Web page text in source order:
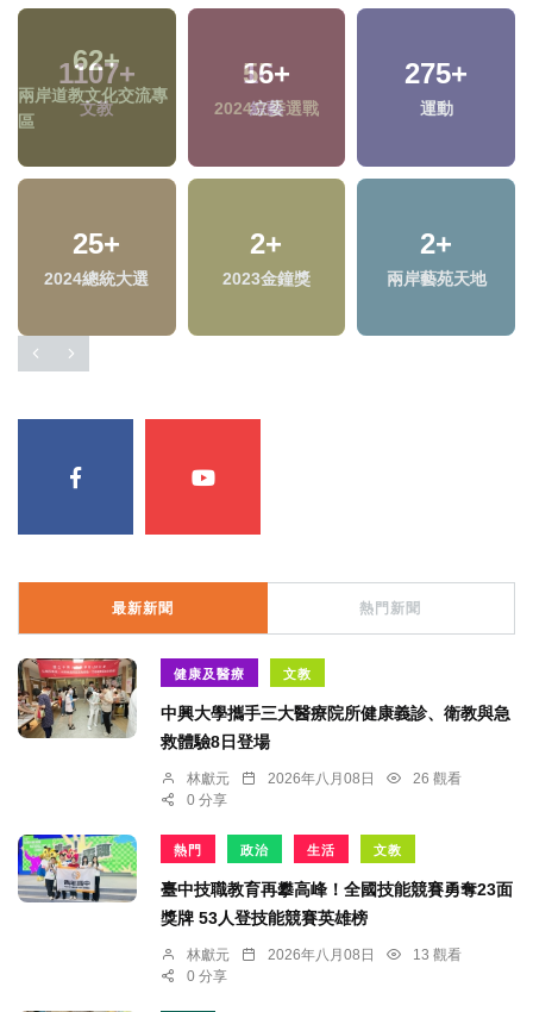
1107+
文教
55+
2024立委選戰
275+
運動
25+
2024總統大選
2+
2023金鐘獎
2+
兩岸藝苑天地
最新新聞 熱門新聞
健康及醫療 文教
中興大學攜手三大醫療院所健康義診、衛教與急
救體驗8日登場
林獻元 2026年八月08日
26 觀看
0 分享
熱門 政治 生活 文教
臺中技職教育再攀高峰！全國技能競賽勇奪23面
獎牌 53人登技能競賽英雄榜
林獻元 2026年八月08日
13 觀看
0 分享